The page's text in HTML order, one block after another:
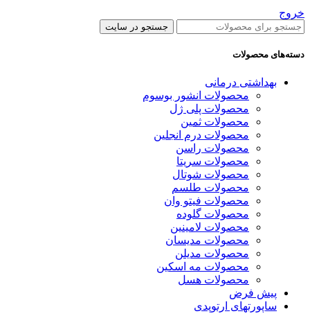
خروج
جستجو در سایت
دسته‌های محصولات
بهداشتی درمانی
محصولات انشور بوسوم
محصولات پلی ژل
محصولات ثمین
محصولات درم انجلین
محصولات راسن
محصولات سریتا
محصولات شوتال
محصولات طلسم
محصولات فیتو وان
محصولات گلوده
محصولات لامینین
محصولات مدیسان
محصولات مدیلن
محصولات مه اسکین
محصولات هسل
پیش فرض
ساپورتهای ارتوپدی